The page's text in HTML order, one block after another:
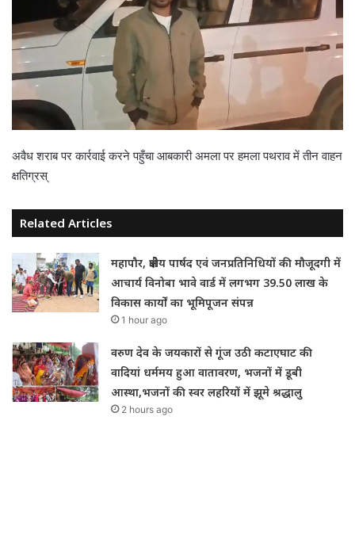
अवैध शराब पर कार्रवाई करने पहुँचा आबकारी अमला पर हमला पथराव में तीन वाहन
क्षतिग्रस्
Related Articles
महापौर, क्षेत्रीय पार्षद एवं जनप्रतिनिधियों की मौजूदगी में
आचार्य विनोबा भावे वार्ड में लगभग 39.50 लाख के
विकास कार्यों का भूमिपूजन संपन्न
1 hour ago
वरुण देव के जयकारों से गूंज उठी कटाएघाट की
वादियां धर्ममय हुआ वातावरण, भजनों में डूबी
आस्था,भजनों की स्वर लहरियों में झूमे श्रद्धालु
2 hours ago